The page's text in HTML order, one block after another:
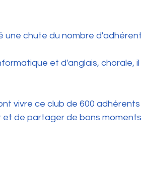
une chute du nombre
et d'anglais, chorale,
vivre ce club de 600
de partager de bons